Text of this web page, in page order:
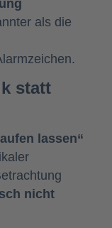
als die
statt
lassen“
nicht